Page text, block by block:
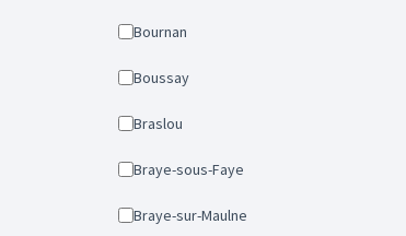
Bournan
Boussay
Braslou
Braye-sous-Faye
Braye-sur-Maulne